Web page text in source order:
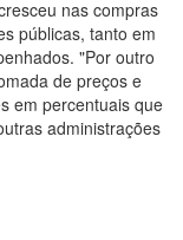
nas compras
públicas, tanto em
"Por outro
de preços e
em percentuais que
administrações